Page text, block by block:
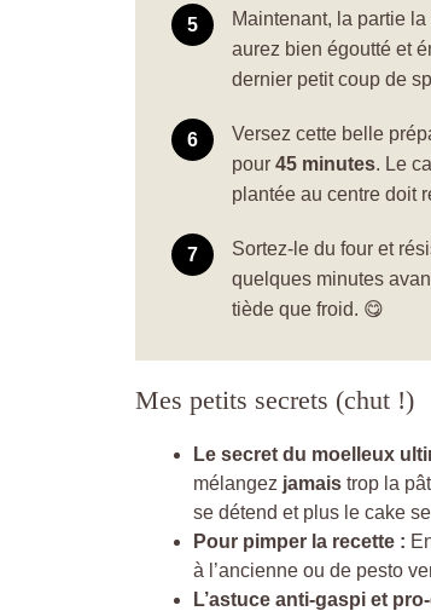
Maintenant, la partie
aurez bien égoutté et
dernier petit coup de
Versez cette belle
pour 45 minutes. Le
plantée au centre doit
Sortez-le du four et
quelques minutes
tiède que froid. 😋
Mes petits secrets (chut !)
Le secret du moelleux
mélangez jamais trop la
se détend et plus le cake
Pour pimper la recette :
à l’ancienne ou de pesto
L’astuce anti-gaspi et